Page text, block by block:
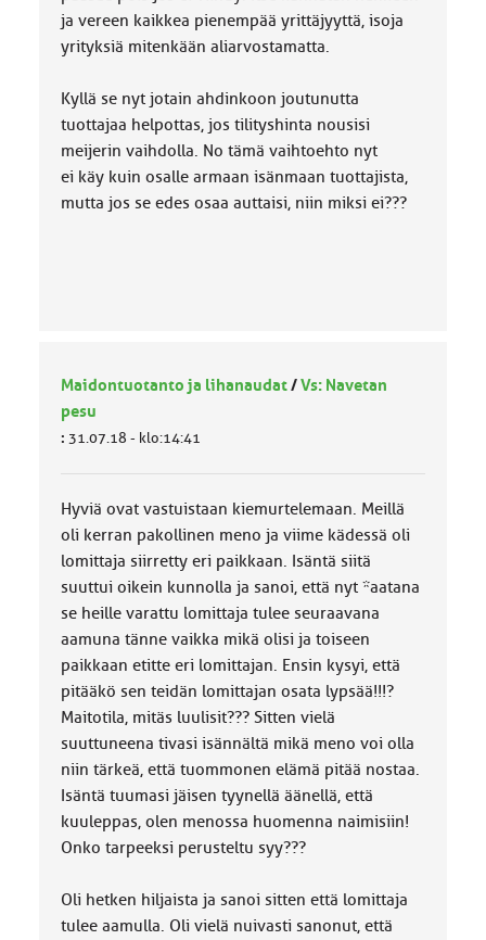
ja vereen kaikkea pienempää yrittäjyyttä, isoja
yrityksiä mitenkään aliarvostamatta.
Kyllä se nyt jotain ahdinkoon joutunutta
tuottajaa helpottas, jos tilityshinta nousisi
meijerin vaihdolla. No tämä vaihtoehto nyt
ei käy kuin osalle armaan isänmaan tuottajista,
mutta jos se edes osaa auttaisi, niin miksi ei???
Maidontuotanto ja lihanaudat/Vs: Navetan
pesu
: 31.07.18 - klo:14:41
Hyviä ovat vastuistaan kiemurtelemaan. Meillä
oli kerran pakollinen meno ja viime kädessä oli
lomittaja siirretty eri paikkaan. Isäntä siitä
suuttui oikein kunnolla ja sanoi, että nyt *aatana
se heille varattu lomittaja tulee seuraavana
aamuna tänne vaikka mikä olisi ja toiseen
paikkaan etitte eri lomittajan. Ensin kysyi, että
pitääkö sen teidän lomittajan osata lypsää!!!?
Maitotila, mitäs luulisit??? Sitten vielä
suuttuneena tivasi isännältä mikä meno voi olla
niin tärkeä, että tuommonen elämä pitää nostaa.
Isäntä tuumasi jäisen tyynellä äänellä, että
kuuleppas, olen menossa huomenna naimisiin!
Onko tarpeeksi perusteltu syy???
Oli hetken hiljaista ja sanoi sitten että lomittaja
tulee aamulla. Oli vielä nuivasti sanonut, että